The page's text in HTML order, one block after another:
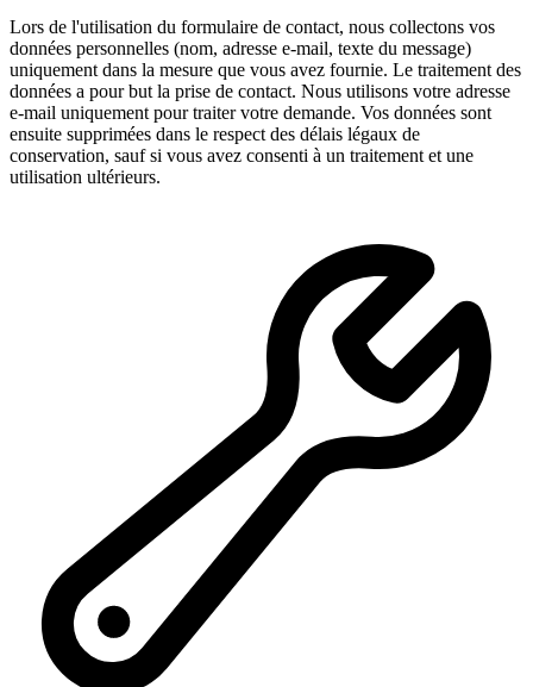
Lors de l'utilisation du formulaire de contact, nous collectons vos
données personnelles (nom, adresse e-mail, texte du message)
uniquement dans la mesure que vous avez fournie. Le traitement des
données a pour but la prise de contact. Nous utilisons votre adresse
e-mail uniquement pour traiter votre demande. Vos données sont
ensuite supprimées dans le respect des délais légaux de
conservation, sauf si vous avez consenti à un traitement et une
utilisation ultérieurs.